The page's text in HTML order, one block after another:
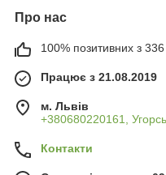
Про нас
100% позитивних з 336
Працює з 21.08.2019
м. Львів
+380680220161,
Контакти